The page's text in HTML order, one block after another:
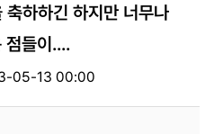
하하긴 하지만 너무나
점들이....
05-13 00:00